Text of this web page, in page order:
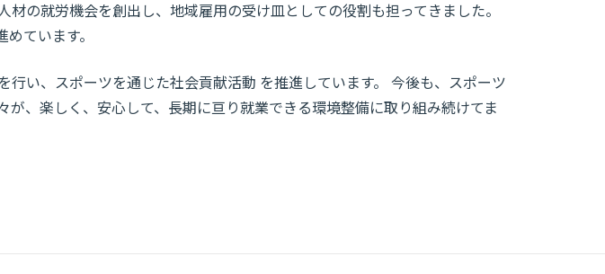
の就労機会を創出し、地域雇用の受け皿としての役割も担ってきました。
ています。
い、スポーツを通じた社会貢献活動 を推進しています。 今後も、スポーツ
、楽しく、安心して、長期に亘り就業できる環境整備に取り組み続けてま